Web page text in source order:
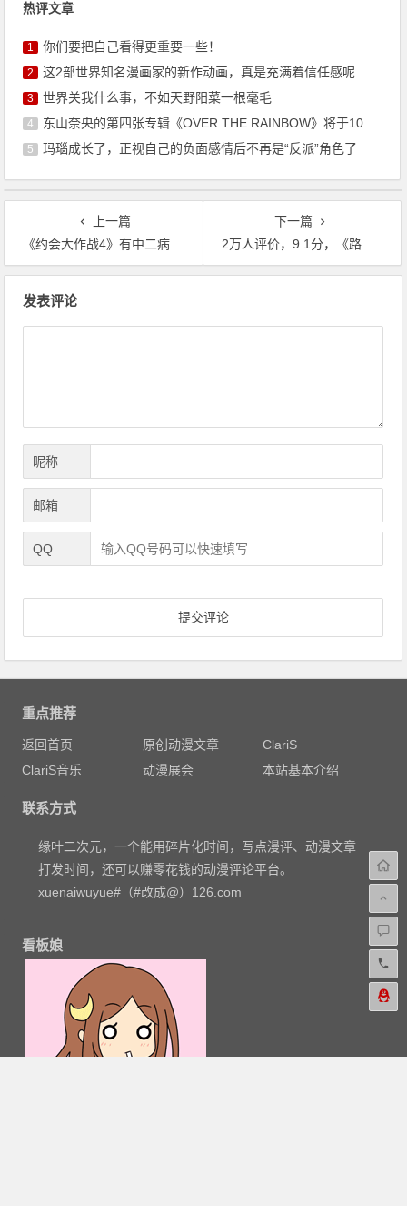
热评文章
1 你们要把自己看得更重要一些！
2 这2部世界知名漫画家的新作动画，真是充满着信任感呢
3 世界关我什么事，不如天野阳菜一根毫毛
4 东山奈央的第四张专辑《OVER THE RAINBOW》将于10月7日发售
5 玛瑙成长了，正视自己的负面感情后不再是“反派”角色了
上一篇
《约会大作战4》有中二病的时崎狂三终于出现，爱了爱了
下一篇
2万人评价，9.1分，《路人角色很不友好》这部新番完结撒花
发表评论
昵称
邮箱
QQ
重点推荐
返回首页 原创动漫文章
ClariS
ClariS音乐
动漫展会 本站基本介绍
联系方式
缘叶二次元，一个能用碎片化时间，写点漫评、动漫文章
打发时间，还可以赚零花钱的动漫评论平台。
xuenaiwuyue#（#改成@）126.com
看板娘